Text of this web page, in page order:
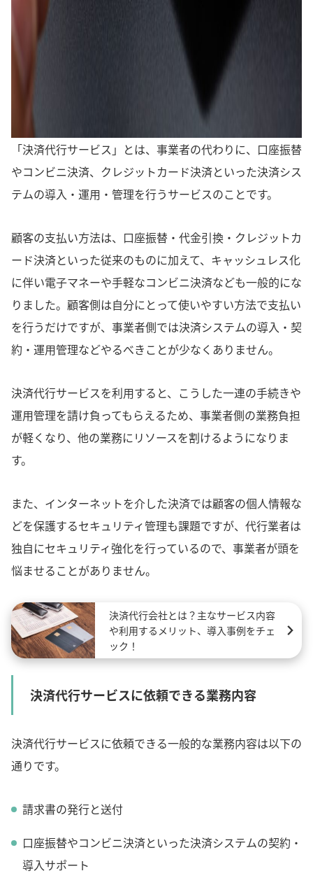
「決済代行サービス」とは、事業者の代わりに、口座振替
やコンビニ決済、クレジットカード決済といった決済シス
テムの導入・運用・管理を行うサービスのことです。
顧客の支払い方法は、口座振替・代金引換・クレジットカ
ード決済といった従来のものに加えて、キャッシュレス化
に伴い電子マネーや手軽なコンビニ決済なども一般的にな
りました。顧客側は自分にとって使いやすい方法で支払い
を行うだけですが、事業者側では決済システムの導入・契
約・運用管理などやるべきことが少なくありません。
決済代行サービスを利用すると、こうした一連の手続きや
運用管理を請け負ってもらえるため、事業者側の業務負担
が軽くなり、他の業務にリソースを割けるようになりま
す。
また、インターネットを介した決済では顧客の個人情報な
どを保護するセキュリティ管理も課題ですが、代行業者は
独自にセキュリティ強化を行っているので、事業者が頭を
悩ませることがありません。
決済代行会社とは？主なサービス内容
や利用するメリット、導入事例をチェ
ック！
決済代行サービスに依頼できる業務内容
決済代行サービスに依頼できる一般的な業務内容は以下の
通りです。
請求書の発行と送付
口座振替やコンビニ決済といった決済システムの契約・
導入サポート